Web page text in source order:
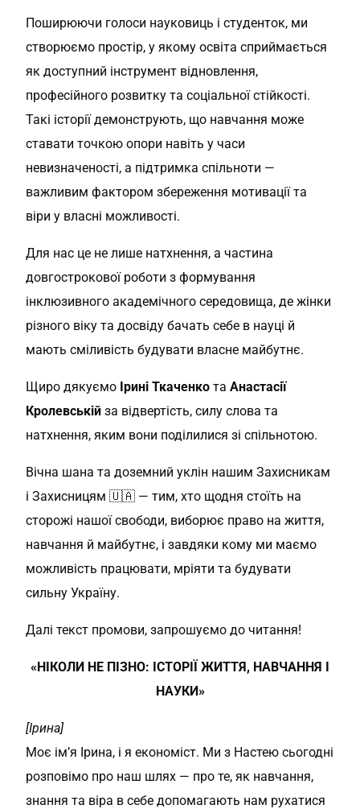
Поширюючи голоси науковиць і студенток, ми
створюємо простір, у якому освіта сприймається
як доступний інструмент відновлення,
професійного розвитку та соціальної стійкості.
Такі історії демонструють, що навчання може
ставати точкою опори навіть у часи
невизначеності, а підтримка спільноти —
важливим фактором збереження мотивації та
віри у власні можливості.
Для нас це не лише натхнення, а частина
довгострокової роботи з формування
інклюзивного академічного середовища, де жінки
різного віку та досвіду бачать себе в науці й
мають сміливість будувати власне майбутнє.
Щиро дякуємо Ірині Ткаченко таАнастасії
Кролевській за відвертість, силу слова та
натхнення, яким вони поділилися зі спільнотою.
Вічна шана та доземний уклін нашим Захисникам
і Захисницям 🇺🇦 — тим, хто щодня стоїть на
сторожі нашої свободи, виборює право на життя,
навчання й майбутнє, і завдяки кому ми маємо
можливість працювати, мріяти та будувати
сильну Україну.
Далі текст промови, запрошуємо до читання!
«НІКОЛИ НЕ ПІЗНО: ІСТОРІЇ ЖИТТЯ, НАВЧАННЯ І
НАУКИ»
[Ірина]
Моє ім’я Ірина, і я економіст. Ми з Настею сьогодні
розповімо про наш шлях — про те, як навчання,
знання та віра в себе допомагають нам рухатися